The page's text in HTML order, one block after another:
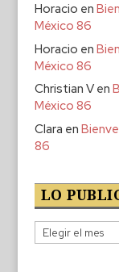
Horacio en
México 86
Horacio en
México 86
Christian Ven
México 86
Clara en
86
LO
Lo
publicado